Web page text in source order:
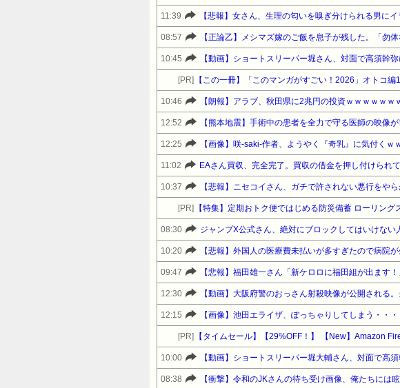
11:39 【悲報】女さん、生理の匂いを嗅ぎ分けられる男に
08:57 【正論乙】メシマズ嫁のご飯を息子が残した。「勿
10:45 【動画】ショートスリーパー堀さん、対面で高須幹
[PR] 【この一冊】「このマンガがすごい！2026」オトコ
10:46 【朗報】アラブ、秋田県に2兆円の投資ｗｗｗｗｗｗ
12:52 【熊本地震】手術中の患者を全力で守る医師の映像
12:25 【画像】咲-saki-作者、ようやく『奇乳』に気付くｗ
11:02 EAさん買収、完全完了。買収の借金を押し付けられ
10:37 【悲報】ニセコイさん、ガチで許されない悪行をや
[PR] 【特集】定期おトク便ではじめる防災備蓄 ローリング
08:30 ジャンプX公式さん、絶対にブロックしてはいけない
10:20 【悲報】外国人の医療費未払いが多すぎたので病院
09:47
12:30 【動画】大阪府警のおっさん射殺映像が公開される
12:15 【画像】池田エライザ、ぽっちゃりしてしまう・・・
[PR]
10:00
08:38 【衝撃】令和のJKさんの待ち受け画像、俺たちには